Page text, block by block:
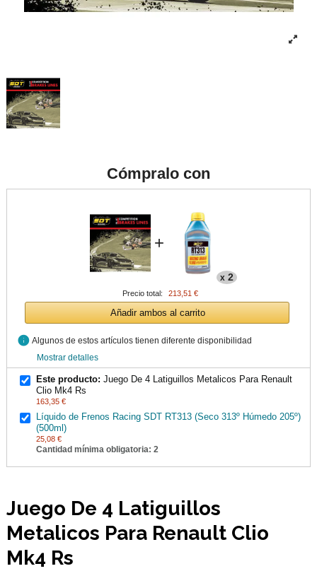
Cómpralo con
+
x 2
Precio total: 213,51 €
Añadir ambos al carrito
info Algunos de estos artículos tienen diferente disponibilidad
Mostrar detalles
Este producto: Juego De 4 Latiguillos Metalicos Para Renault
Clio Mk4 Rs
163,35 €
Líquido de Frenos Racing SDT RT313 (Seco 313º Húmedo 205º)
(500ml)
25,08 €
Cantidad mínima obligatoria: 2
Juego De 4 Latiguillos
Metalicos Para Renault Clio
Mk4 Rs